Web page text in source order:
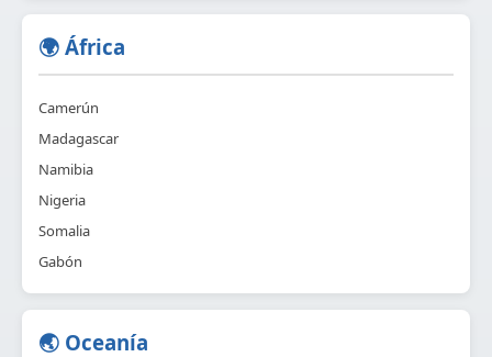
🌍 África
Camerún
Madagascar
Namibia
Nigeria
Somalia
Gabón
🌏 Oceanía